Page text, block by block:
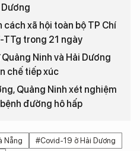
xã hội toàn bộ TP Chí
TTg trong 21 ngày
Ninh và Hải Dương
chế tiếp xúc
Quảng Ninh xét nghiệm
đường hô hấp
Nẵng
#Covid-19 ở Hải Dương